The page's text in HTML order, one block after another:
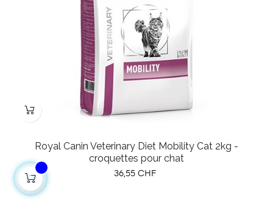
Royal Canin Veterinary Diet Mobility Cat 2kg -
croquettes pour chat
Prix
36,55 CHF